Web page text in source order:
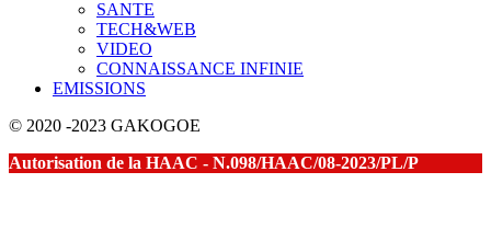
SANTE
TECH&WEB
VIDEO
CONNAISSANCE INFINIE
EMISSIONS
© 2020 -2023 GAKOGOE
Autorisation de la HAAC - N.098/HAAC/08-2023/PL/P